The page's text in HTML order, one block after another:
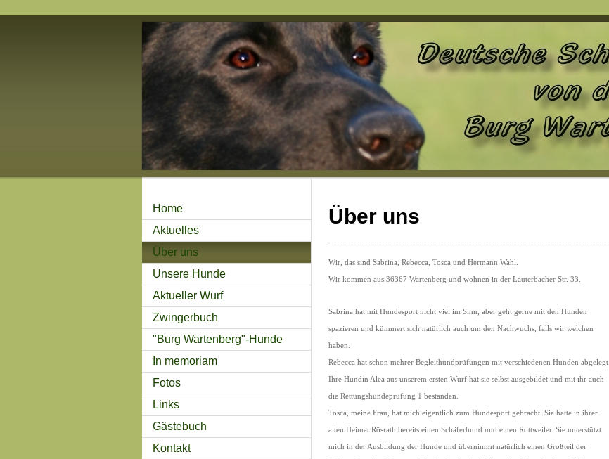
Home
Aktuelles
Über uns
Unsere Hunde
Aktueller Wurf
Zwingerbuch
"Burg Wartenberg"-Hunde
In memoriam
Fotos
Links
Gästebuch
Kontakt
Über uns
Wir, das sind Sabrina, Rebecca, Tosca und Hermann Wahl.
Wir kommen aus 36367 Wartenberg und wohnen in der Lauterbacher Str. 33.
Sabrina hat mit Hundesport nicht viel im Sinn, aber geht gerne mit den Hunden
spazieren und kümmert sich natürlich auch um den Nachwuchs, falls wir welchen
haben.
Rebecca hat schon mehrer Begleithundprüfungen mit verschiedenen Hunden abgelegt.
Ihre Hündin Alea aus unserem ersten Wurf hat sie selbst ausgebildet und mit ihr auch
die Rettungshundeprüfung 1 bestanden.
Tosca, meine Frau, hat mich eigentlich zum Hundesport gebracht. Sie hatte in ihrer
alten Heimat Rösrath bereits einen Schäferhund und einen Rottweiler. Sie unterstützt
mich in der Ausbildung der Hunde und übernimmt natürlich einen Großteil der